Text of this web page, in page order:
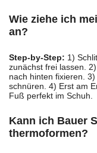
Wie ziehe ich
an?
Step-by-Step: 1)
zunächst frei lassen.
nach hinten fixieren.
schnüren. 4) Erst am
Fuß perfekt im Schuh.
Kann ich Bauer
thermoformen?